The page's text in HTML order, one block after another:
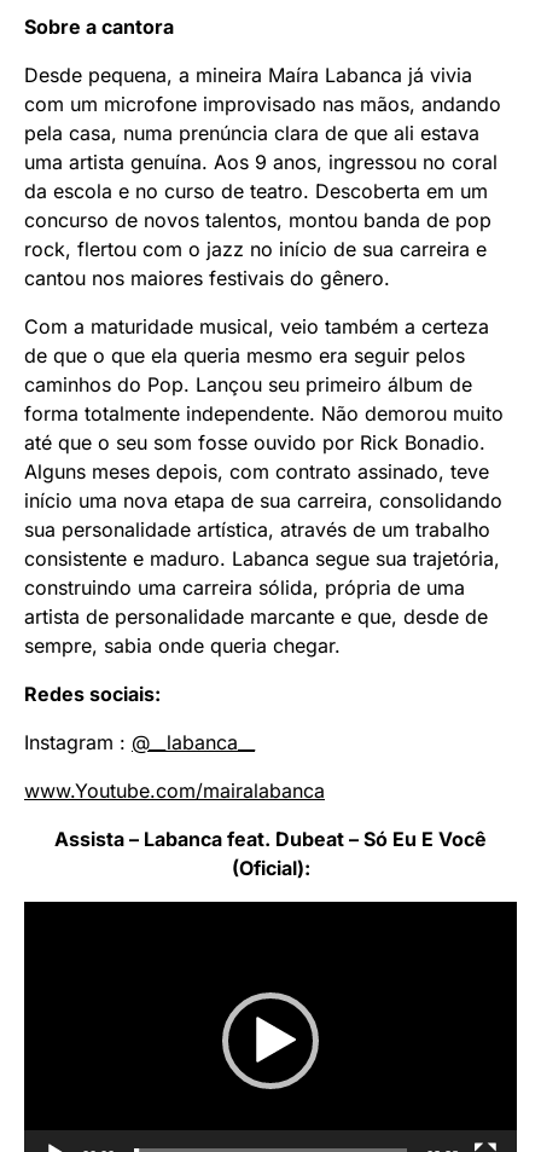
Sobre a cantora
Desde pequena, a mineira Maíra Labanca já vivia
com um microfone improvisado nas mãos, andando
pela casa, numa prenúncia clara de que ali estava
uma artista genuína. Aos 9 anos, ingressou no coral
da escola e no curso de teatro. Descoberta em um
concurso de novos talentos, montou banda de pop
rock, flertou com o jazz no início de sua carreira e
cantou nos maiores festivais do gênero.
Com a maturidade musical, veio também a certeza
de que o que ela queria mesmo era seguir pelos
caminhos do Pop. Lançou seu primeiro álbum de
forma totalmente independente. Não demorou muito
até que o seu som fosse ouvido por Rick Bonadio.
Alguns meses depois, com contrato assinado, teve
início uma nova etapa de sua carreira, consolidando
sua personalidade artística, através de um trabalho
consistente e maduro. Labanca segue sua trajetória,
construindo uma carreira sólida, própria de uma
artista de personalidade marcante e que, desde de
sempre, sabia onde queria chegar.
Redes sociais:
Instagram : @__labanca__
www.Youtube.com/mairalabanca
Assista – Labanca feat. Dubeat – Só Eu E Você
(Oficial):